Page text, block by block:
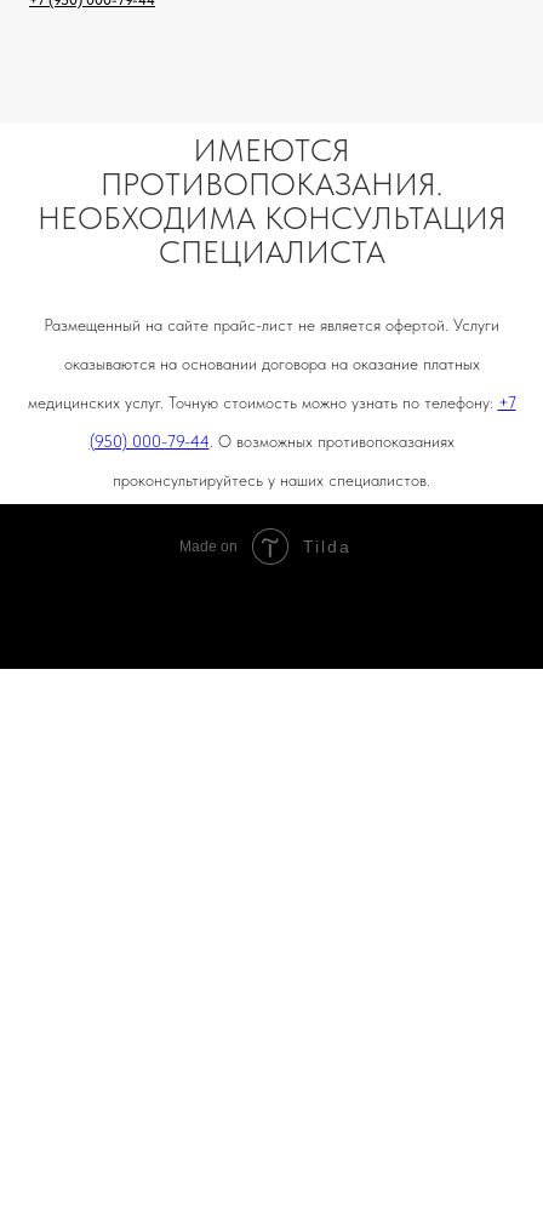
ИМЕЮТСЯ
ПРОТИВОПОКАЗАНИЯ.
НЕОБХОДИМА КОНСУЛЬТАЦИЯ
СПЕЦИАЛИСТА
Размещенный на сайте прайс-лист не является офертой. Услуги
оказываются на основании договора на оказание платных
медицинских услуг. Точную стоимость можно узнать по телефону: +7
(950) 000-79-44 . О возможных противопоказаниях
проконсультируйтесь у наших специалистов.
Made on Tilda